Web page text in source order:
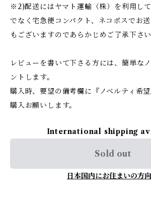
※2)配送にはヤマト運輸（株）を利用し
でなく宅急便コンパクト、ネコポスでお
もございますのであらかじめご了承下さい
レビューを書いて下さる方には、簡単な
ントします。
購入時、要望の備考欄に『ノベルティ希
購入お願いします。
International shipping
Sold out
日本国内にお住まいの方